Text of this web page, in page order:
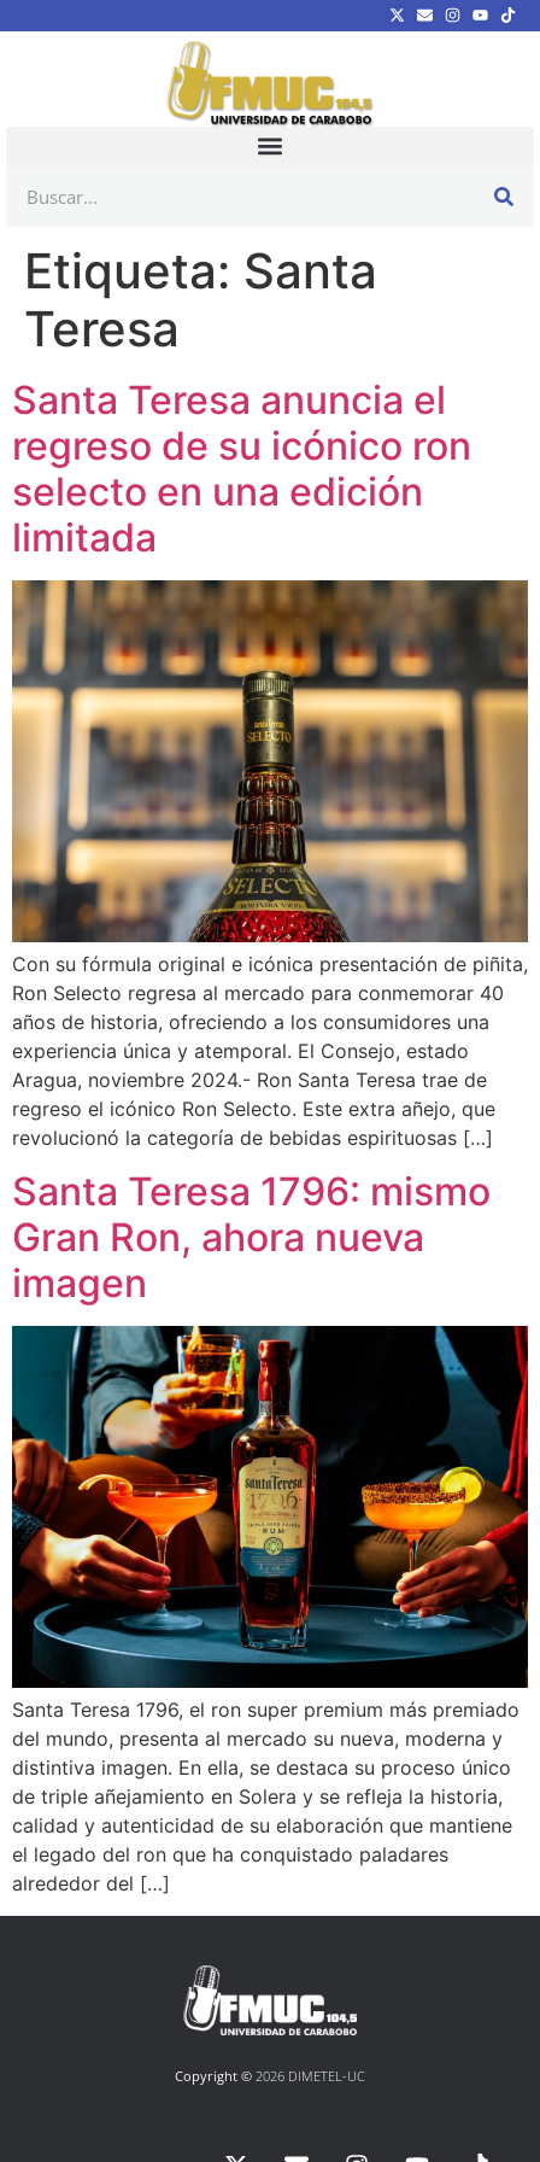
Etiqueta: Santa
Teresa
Santa Teresa anuncia el
regreso de su icónico ron
selecto en una edición
limitada
Con su fórmula original e icónica presentación de piñita,
Ron Selecto regresa al mercado para conmemorar 40
años de historia, ofreciendo a los consumidores una
experiencia única y atemporal. El Consejo, estado
Aragua, noviembre 2024.- Ron Santa Teresa trae de
regreso el icónico Ron Selecto. Este extra añejo, que
revolucionó la categoría de bebidas espirituosas […]
Santa Teresa 1796: mismo
Gran Ron, ahora nueva
imagen
Santa Teresa 1796, el ron super premium más premiado
del mundo, presenta al mercado su nueva, moderna y
distintiva imagen. En ella, se destaca su proceso único
de triple añejamiento en Solera y se refleja la historia,
calidad y autenticidad de su elaboración que mantiene
el legado del ron que ha conquistado paladares
alrededor del […]
Copyright © 2026 DIMETEL-UC